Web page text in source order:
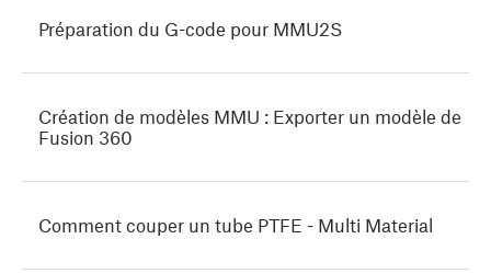
Préparation du G-code pour MMU2S
Création de modèles MMU : Exporter un modèle de
Fusion 360
Comment couper un tube PTFE - Multi Material